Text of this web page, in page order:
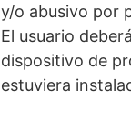
y/o abusivo por
El usuario
dispositivo de
estuviera